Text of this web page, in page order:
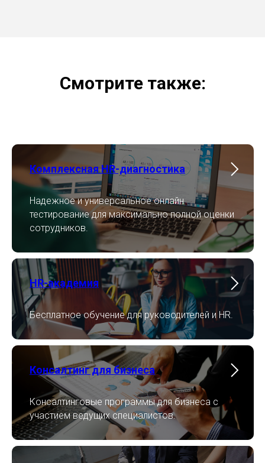
Смотрите также:
Комплексная HR-диагностика
Надежное и универсальное онлайн
тестирование для максимально полной оценки
сотрудников.
HR-академия
Бесплатное обучение для руководителей и HR.
Консалтинг для бизнеса
Консалтинговые программы для бизнеса с
участием ведущих специалистов.